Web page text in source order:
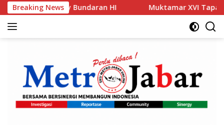
Langsung
ke
konten
Breaking News
HI Muktamar XVI Tapak Suci Resmi Dibuka